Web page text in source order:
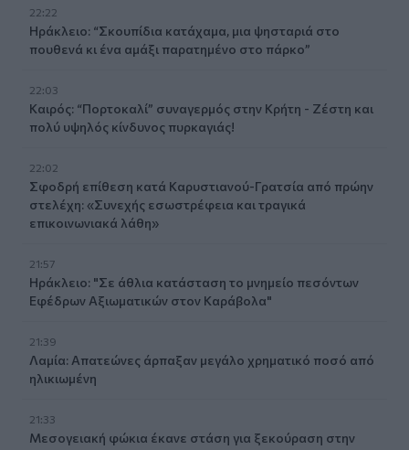
22:22
Ηράκλειο: “Σκουπίδια κατάχαμα, μια ψησταριά στο
πουθενά κι ένα αμάξι παρατημένο στο πάρκο”
22:03
Καιρός: “Πορτοκαλί” συναγερμός στην Κρήτη - Ζέστη και
πολύ υψηλός κίνδυνος πυρκαγιάς!
22:02
Σφοδρή επίθεση κατά Καρυστιανού-Γρατσία από πρώην
στελέχη: «Συνεχής εσωστρέφεια και τραγικά
επικοινωνιακά λάθη»
21:57
Ηράκλειο: "Σε άθλια κατάσταση το μνημείο πεσόντων
Εφέδρων Αξιωματικών στον Καράβολα"
21:39
Λαμία: Απατεώνες άρπαξαν μεγάλο χρηματικό ποσό από
ηλικιωμένη
21:33
Μεσογειακή φώκια έκανε στάση για ξεκούραση στην